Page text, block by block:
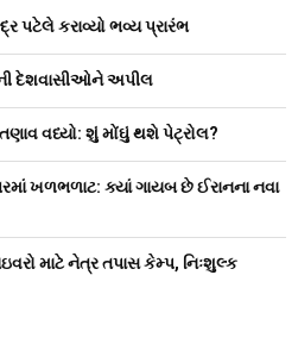
C
H
પટેલે કરાવ્યો ભવ્ય પ્રારંભ
દેશવાસીઓને અપીલ
વધ્યો: શું મોંઘું થશે પેટ્રોલ?
ખળભળાટ: ક્યાં ગાયબ છે ઈરાનના નવા
માટે નેત્ર તપાસ કેમ્પ, નિઃશુલ્ક